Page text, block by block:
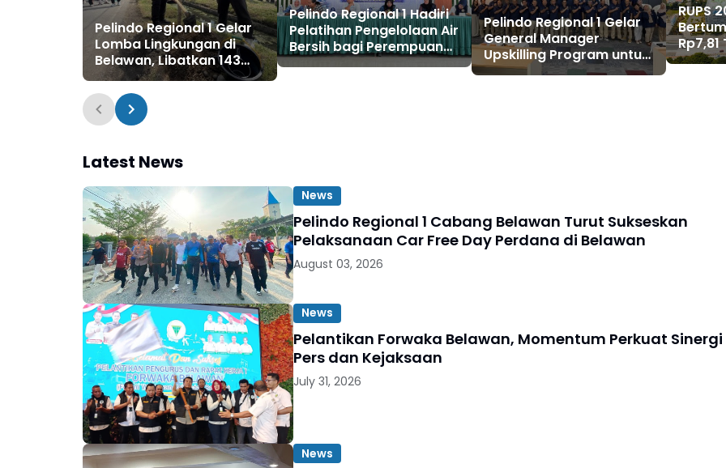
Pelindo Regional 1 Gelar
Lomba Lingkungan di
Belawan, Libatkan 143
Lingkungan dari 6
Kelurahan
Pelindo Regional 1 Hadiri
Pelatihan Pengelolaan Air
Bersih bagi Perempuan
Pesisir di Belawan
Pelindo Regional 1 Gelar
General Manager
Upskilling Program untuk
Perkuat Fundamental
RUPS
Rp7,81
Latest News
News
Pelindo Regional 1 Cabang Belawan Turut Sukseskan
Pelaksanaan Car Free Day Perdana di Belawan
August 03, 2026
News
Pelantikan Forwaka Belawan, Momentum Perkuat Sinergi
Pers dan Kejaksaan
July 31, 2026
News